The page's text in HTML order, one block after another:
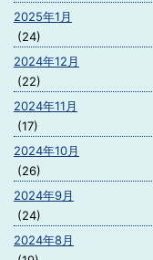
2025年1月
(24)
2024年12月
(22)
2024年11月
(17)
2024年10月
(26)
2024年9月
(24)
2024年8月